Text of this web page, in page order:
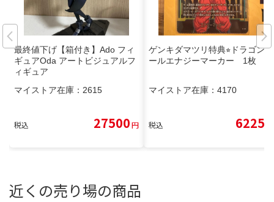
最終値下げ【箱付き】Ado フィ
ギュアOda アートビジュアルフ
ィギュア
マイストア在庫： 2615
税込 27500円
ゲンキダマツリ特典⭐︎ドラゴンボ
ールエナジーマーカー 1枚
マイストア在庫： 4170
税込 6225
近くの売り場の商品